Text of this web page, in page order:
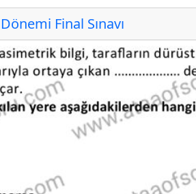
Final Sınavı